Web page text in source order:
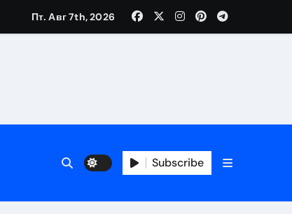
Пт. Авг 7th, 2026
Subscribe